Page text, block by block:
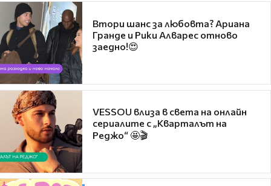
Втори шанс за любовта? Ариана
Гранде и Рики Алварес отново
заедно!😍
VESSOU влиза в света на онлайн
сериалите с „Кварталът на
Реджо“ 🤩🎬